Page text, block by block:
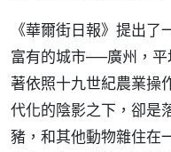
《華爾街日報》提出
富有的城市──廣州，
著依照十九世紀農業操
代化的陰影之下，卻是
豬，和其他動物雜住在